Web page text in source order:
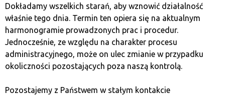
memowych
Meme Index to platforma oferująca ekspozycję
na zdecentralizowane indeksy kryptowalut memowych.
Dzięki niej użytkownicy mogą inwestować w różne
Jest to nowatorskie rozwiązanie, które może znacząco
Dokładamy wszelkich starań, aby wznowić działalność
właśnie tego dnia. Termin ten opiera się na aktualnym
harmonogramie prowadzonych prac i procedur.
Jednocześnie, ze względu na charakter procesu
administracyjnego, może on ulec zmianie w przypadku
okoliczności pozostających poza naszą kontrolą.
Pozostajemy z Państwem w stałym kontakcie